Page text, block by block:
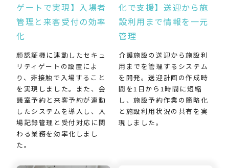
ゲートで実現】入場者
管理と来客受付の効率
化
顔認証機に連動したセキュ
リティゲートの設置によ
り、非接触で入場すること
を実現しました。また、会
議室予約と来客予約が連動
したシステムを導入し、入
場記録管理と受付対応に関
わる業務を効率化しまし
た。
化で支援】送迎から施
設利用まで情報を一元
管理
介護施設の送迎から施設利
用までを管理するシステム
を開発。送迎計画の作成時
間を1日から1時間に短縮
し、施設予約作業の簡略化
と施設利用状況の共有を実
現しました。